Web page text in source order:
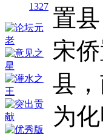
1327 置
宋
县
为